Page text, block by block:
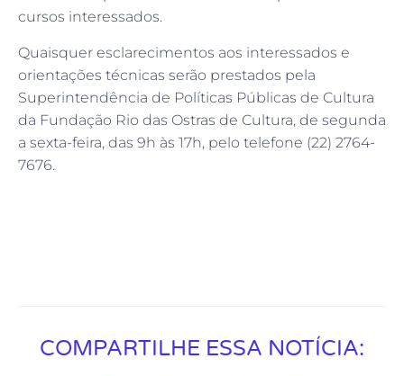
cursos interessados.
Quaisquer esclarecimentos aos interessados e
orientações técnicas serão prestados pela
Superintendência de Políticas Públicas de Cultura
da Fundação Rio das Ostras de Cultura, de segunda
a sexta-feira, das 9h às 17h, pelo telefone (22) 2764-
7676.
COMPARTILHE ESSA NOTÍCIA: